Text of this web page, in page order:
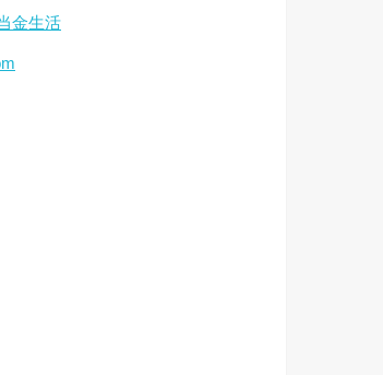
金生活